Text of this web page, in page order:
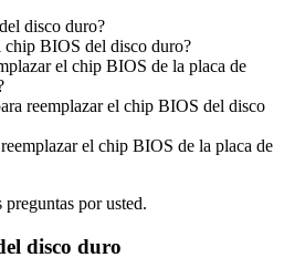
disco duro?
chip BIOS del disco duro?
el chip BIOS de la placa de
reemplazar el chip BIOS del disco
el chip BIOS de la placa de
preguntas por usted.
disco duro